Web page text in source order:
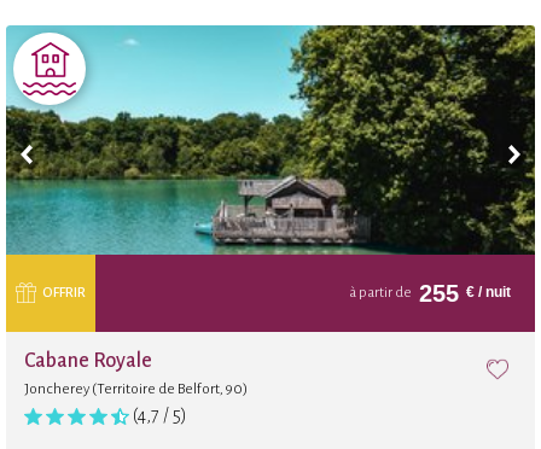
OFFRIR à partir de 255 € / nuit
Cabane Royale
Joncherey (Territoire de Belfort, 90)
(4,7 / 5)